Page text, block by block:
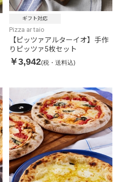
ギフト対応
Pizza ar taio
【ピッツァアルターイオ】手作
りピッツァ5枚セット
￥3,942(税・送料込)